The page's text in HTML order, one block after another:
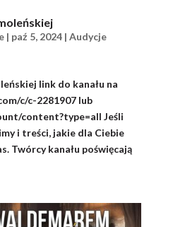
| paź 5, 2024| Audycje
link do kanału na
c/c-2281907 lub
content?type=all Jeśli
i treści, jakie dla Ciebie
Twórcy kanału poświęcają